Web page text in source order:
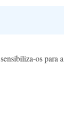
os para a